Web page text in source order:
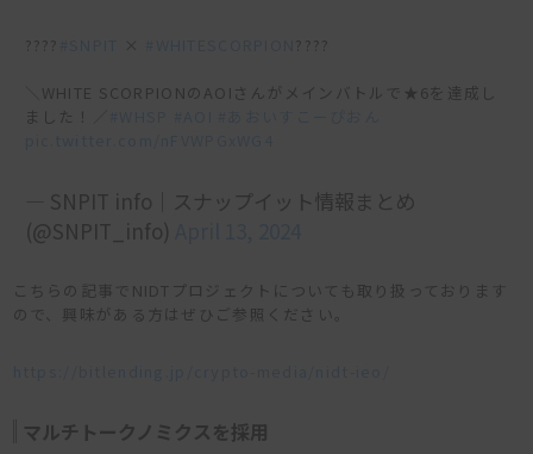
???? × ????
＼WHITE SCORPIONのAOIさんがメインバトルで★6を達成し
ました！／
— SNPIT info｜スナップイット情報まとめ
(@SNPIT_info)
こちらの記事でNIDTプロジェクトについても取り扱っております
ので、興味がある方はぜひご参照ください。
マルチトークノミクスを採用